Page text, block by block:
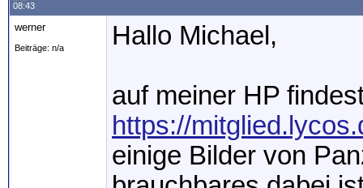
08:43
werner
Beiträge: n/a Hallo Michael,
auf meiner HP
https://
einige Bilder von